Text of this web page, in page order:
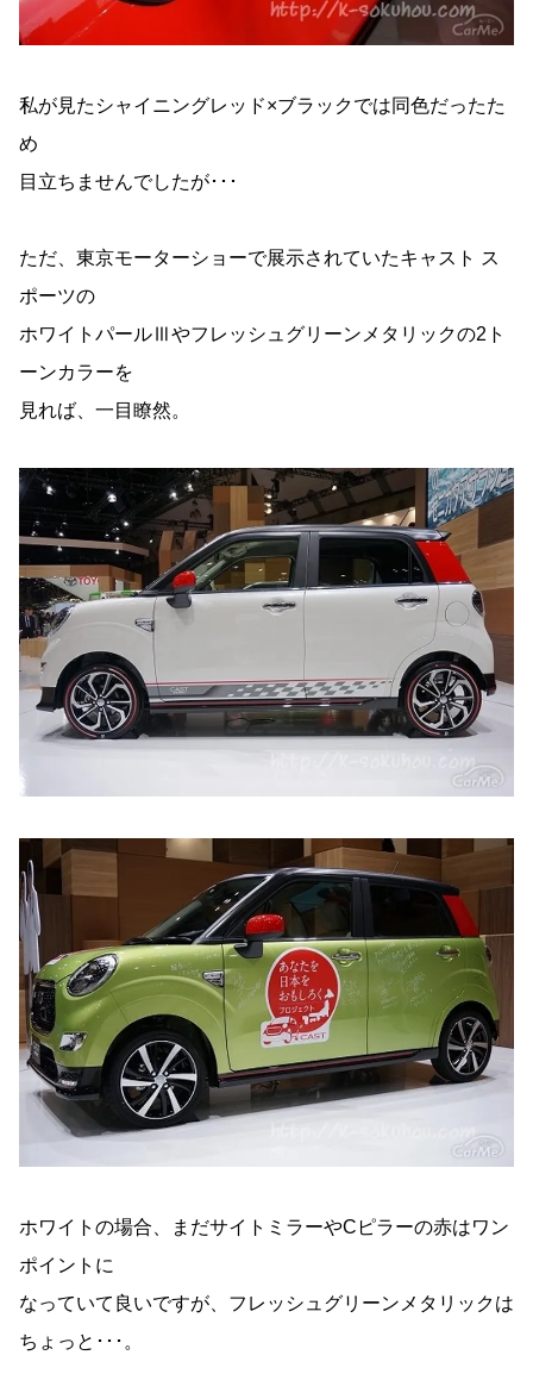
私が見たシャイニングレッド×ブラックでは同色だったた
め
目立ちませんでしたが･･･
ただ、東京モーターショーで展示されていたキャスト ス
ポーツの
ホワイトパールⅢやフレッシュグリーンメタリックの2ト
ーンカラーを
見れば、一目瞭然。
ホワイトの場合、まだサイトミラーやCピラーの赤はワン
ポイントに
なっていて良いですが、フレッシュグリーンメタリックは
ちょっと･･･。